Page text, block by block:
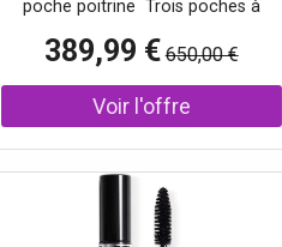
poche poitrine Trois poches à
boutonnés Coupe droite Nom de la
couleur : Beige Taupe Matière : 100
% coton Doublure : 50 % coton, 50
% polyester
389,99 € 650,00 €